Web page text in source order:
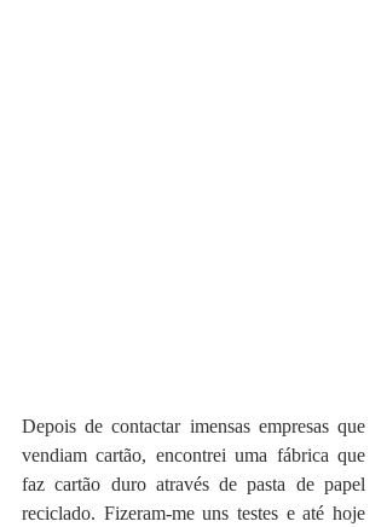
Depois de contactar imensas empresas que
vendiam cartão, encontrei uma fábrica que
faz cartão duro através de pasta de papel
reciclado. Fizeram-me uns testes e até hoje